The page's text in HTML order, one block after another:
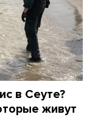
в Сеуте?
живут